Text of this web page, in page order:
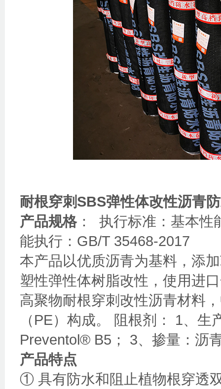
耐根穿刺SBS弹性体改性沥青
产品规格： 执行标准：基本性
能执行：GB/T 35468-2017
本产品以优质沥青为基料，添
塑性弹性体树脂改性，使用进
高聚物耐根穿刺改性沥青材料
（PE）构成。 阻根剂： 1、
Preventol® B5； 3、掺量：沥
产品特点
① 具有防水和阻止植物根穿透